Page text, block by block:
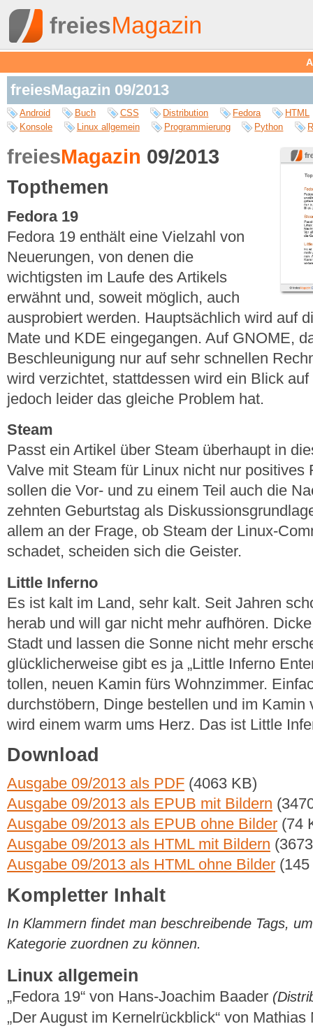
freiesMagazin 09/2013
Android Buch CSS Distribution Fedora
HTML
Konsole
Linux allgemein Programmierung Python
freiesMagazin 09/2013
Topthemen
Fedora 19
Fedora 19 enthält eine Vielzahl von
Neuerungen, von denen die
wichtigsten im Laufe des Artikels
erwähnt und, soweit möglich, auch
ausprobiert werden. Hauptsächlich wird auf
Mate und KDE eingegangen. Auf GNOME,
Beschleunigung nur auf sehr schnellen
wird verzichtet, stattdessen wird ein Blick
jedoch leider das gleiche Problem hat.
Steam
Passt ein Artikel über Steam überhaupt in
Valve mit Steam für Linux nicht nur positives
sollen die Vor- und zu einem Teil auch die
zehnten Geburtstag als
allem an der Frage, ob Steam der Linux-
schadet, scheiden sich die Geister.
Little Inferno
Es ist kalt im Land, sehr kalt. Seit Jahren
herab und will gar nicht mehr aufhören.
Stadt und lassen die Sonne nicht mehr
glücklicherweise gibt es ja „Little Inferno
tollen, neuen Kamin fürs Wohnzimmer.
durchstöbern, Dinge bestellen und im Kamin
wird einem warm ums Herz. Das ist Little
Download
Ausgabe 09/2013 als PDF (4063 KB)
Ausgabe 09/2013 als EPUB mit Bildern
Ausgabe 09/2013 als EPUB ohne Bilder (74
Ausgabe 09/2013 als HTML mit Bildern
Ausgabe 09/2013 als HTML ohne Bilder
Kompletter Inhalt
In Klammern findet man beschreibende Tags,
Kategorie zuordnen zu können.
Linux allgemein
„Fedora 19“ von Hans-Joachim Baader
„Der August im Kernelrückblick“ von